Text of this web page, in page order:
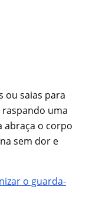
ou saias para
uma
abraça o corpo
sem dor e
o guarda-